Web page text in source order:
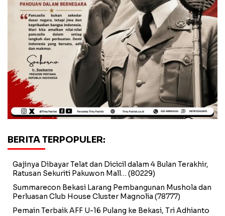
BERITA TERPOPULER:
Gajinya Dibayar Telat dan Dicicil dalam 4 Bulan Terakhir,
Ratusan Sekuriti Pakuwon Mall… (80229)
Summarecon Bekasi Larang Pembangunan Mushola dan
Perluasan Club House Cluster Magnolia (78777)
Pemain Terbaik AFF U-16 Pulang ke Bekasi, Tri Adhianto